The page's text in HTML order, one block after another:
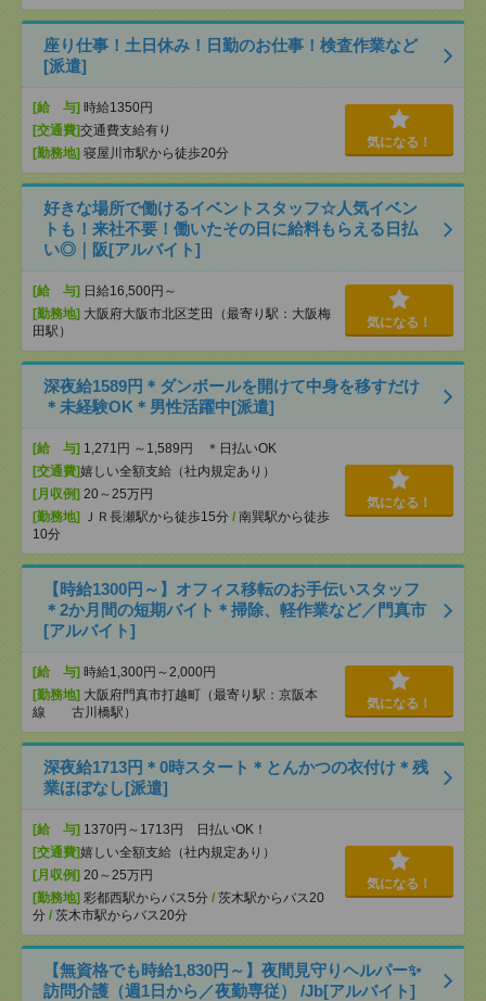
座り仕事！土日休み！日勤のお仕事！検査作業など
[派遣]
[給 与] 時給1350円
[交通費]交通費支給有り
[勤務地] 寝屋川市駅から徒歩20分
気になる！
好きな場所で働けるイベントスタッフ☆人気イベン
トも！来社不要！働いたその日に給料もらえる日払
い◎｜阪[アルバイト]
[給 与] 日給16,500円～
[勤務地] 大阪府大阪市北区芝田（最寄り駅：大阪梅
田駅）
気になる！
深夜給1589円＊ダンボールを開けて中身を移すだけ
＊未経験OK＊男性活躍中[派遣]
[給 与] 1,271円 ～1,589円 ＊日払いOK
[交通費]嬉しい全額支給（社内規定あり）
[月収例] 20～25万円
[勤務地]
ＪＲ長瀬駅から徒歩15分 / 南巽駅から徒歩
10分
気になる！
【時給1300円～】オフィス移転のお手伝いスタッフ
＊2か月間の短期バイト＊掃除、軽作業など／門真市
[アルバイト]
[給 与] 時給1,300円～2,000円
[勤務地] 大阪府門真市打越町（最寄り駅：京阪本
線 古川橋駅）
気になる！
深夜給1713円＊0時スタート＊とんかつの衣付け＊残
業ほぼなし[派遣]
[給 与] 1370円～1713円 日払いOK！
[交通費]嬉しい全額支給（社内規定あり）
[月収例] 20～25万円
[勤務地] 彩都西駅からバス5分 / 茨木駅からバス20
分 / 茨木市駅からバス20分
気になる！
【無資格でも時給1,830円～】夜間見守りヘルパー✨
訪問介護（週1日から／夜勤専従） /Jb[アルバイト]